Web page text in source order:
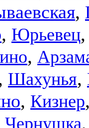
,
, Юрьевец
,
Шахунья,
, Кизнер
Чернушка